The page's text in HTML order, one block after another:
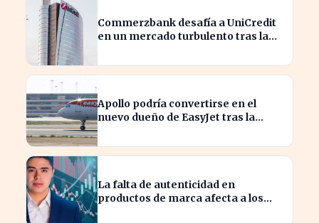
Commerzbank desafía a UniCredit
en un mercado turbulento tras la
Apollo podría convertirse en el
nuevo dueño de EasyJet tras la
La falta de autenticidad en
productos de marca afecta a los